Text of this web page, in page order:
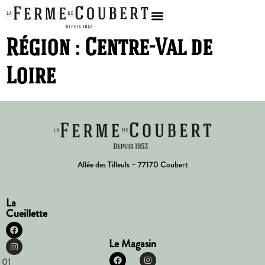
Région : Centre-Val de
Loire
Allée des Tilleuls – 77170 Coubert
La
Cueillette
01
Le Magasin